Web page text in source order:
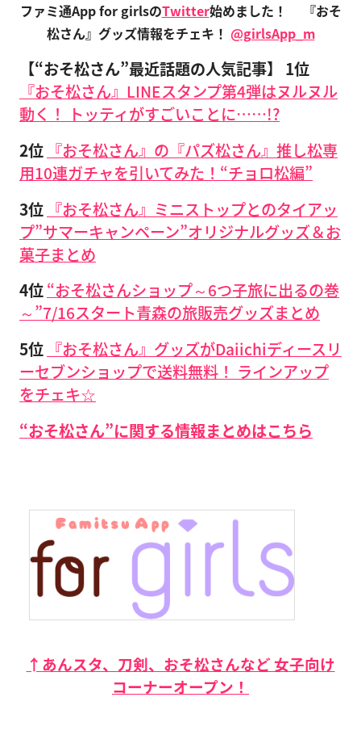
ファミ通App for girlsのTwitter始めました！
『おそ
松さん』グッズ情報をチェキ！ @girlsApp_m
【“おそ松さん”最近話題の人気記事】
1位
『おそ松さん』LINEスタンプ第4弾はヌルヌル
動く！ トッティがすごいことに……!?
2位 『おそ松さん』の『パズ松さん』推し松専
用10連ガチャを引いてみた！“チョロ松編”
3位 『おそ松さん』ミニストップとのタイアッ
プ”サマーキャンペーン”オリジナルグッズ＆お
菓子まとめ
4位“おそ松さんショップ～6つ子旅に出るの巻
～”7/16スタート青森の旅販売グッズまとめ
5位 『おそ松さん』グッズがDaiichiディースリ
ーセブンショップで送料無料！ ラインアップ
をチェキ☆
“おそ松さん”に関する情報まとめはこちら
↑あんスタ、刀剣、おそ松さんなど 女子向け
コーナーオープン！